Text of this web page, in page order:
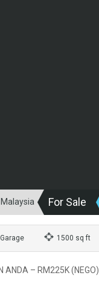
For Sale
1500 sq ft
ANDA – RM225K (NEGO)